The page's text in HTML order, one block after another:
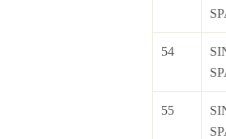
54
55